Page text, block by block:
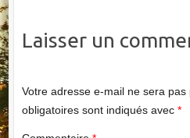
Laisser un
Votre adresse e-mail ne sera pas
obligatoires sont indiqués avec *